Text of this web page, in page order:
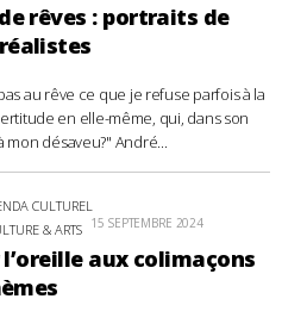
rêves : portraits de
au rêve ce que je refuse parfois à la
en elle-même, qui, dans son
désaveu?" André...
CULTUREL
& ARTS 15 SEPTEMBRE 2024
aux colimaçons